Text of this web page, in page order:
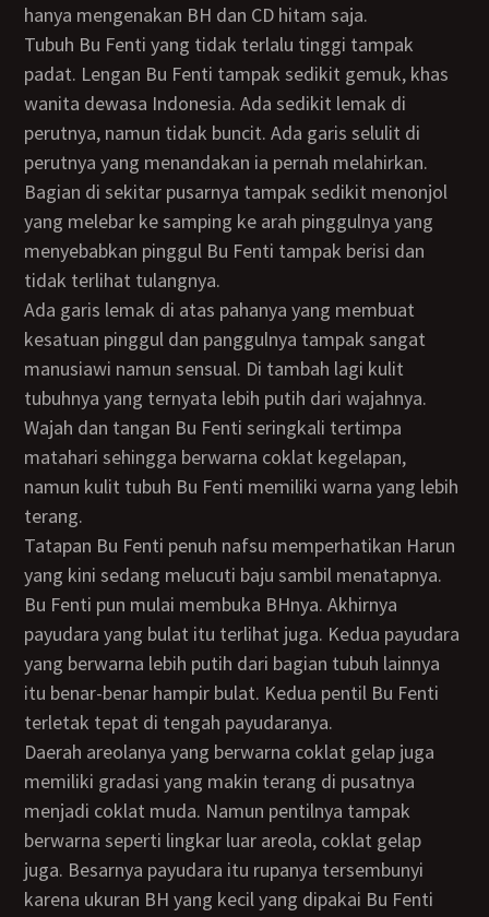
hanya mengenakan BH dan CD hitam saja.
Tubuh Bu Fenti yang tidak terlalu tinggi tampak
padat. Lengan Bu Fenti tampak sedikit gemuk, khas
wanita dewasa Indonesia. Ada sedikit lemak di
perutnya, namun tidak buncit. Ada garis selulit di
perutnya yang menandakan ia pernah melahirkan.
Bagian di sekitar pusarnya tampak sedikit menonjol
yang melebar ke samping ke arah pinggulnya yang
menyebabkan pinggul Bu Fenti tampak berisi dan
tidak terlihat tulangnya.
Ada garis lemak di atas pahanya yang membuat
kesatuan pinggul dan panggulnya tampak sangat
manusiawi namun sensual. Di tambah lagi kulit
tubuhnya yang ternyata lebih putih dari wajahnya.
Wajah dan tangan Bu Fenti seringkali tertimpa
matahari sehingga berwarna coklat kegelapan,
namun kulit tubuh Bu Fenti memiliki warna yang lebih
terang.
Tatapan Bu Fenti penuh nafsu memperhatikan Harun
yang kini sedang melucuti baju sambil menatapnya.
Bu Fenti pun mulai membuka BHnya. Akhirnya
payudara yang bulat itu terlihat juga. Kedua payudara
yang berwarna lebih putih dari bagian tubuh lainnya
itu benar-benar hampir bulat. Kedua pentil Bu Fenti
terletak tepat di tengah payudaranya.
Daerah areolanya yang berwarna coklat gelap juga
memiliki gradasi yang makin terang di pusatnya
menjadi coklat muda. Namun pentilnya tampak
berwarna seperti lingkar luar areola, coklat gelap
juga. Besarnya payudara itu rupanya tersembunyi
karena ukuran BH yang kecil yang dipakai Bu Fenti